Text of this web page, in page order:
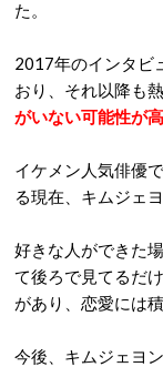
た。
2017年のインタビ
おり、それ以降も
がいない可能性が
イケメン人気俳優
る現在、キムジェ
好きな人ができた
て後ろで見てるだ
があり、恋愛には
今後、キムジェヨ